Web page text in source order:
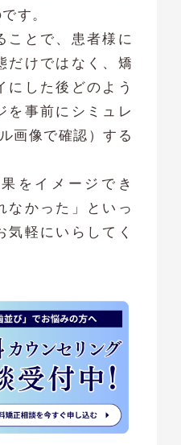
す。
ことで、患者様に
だけではなく、矯
にした後どのよう
を事前にシミュレ
画像で確認）する
をイメージでき
なかった」といっ
気軽にいらしてく